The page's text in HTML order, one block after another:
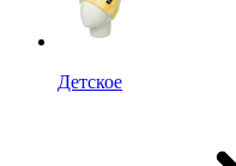
Детское